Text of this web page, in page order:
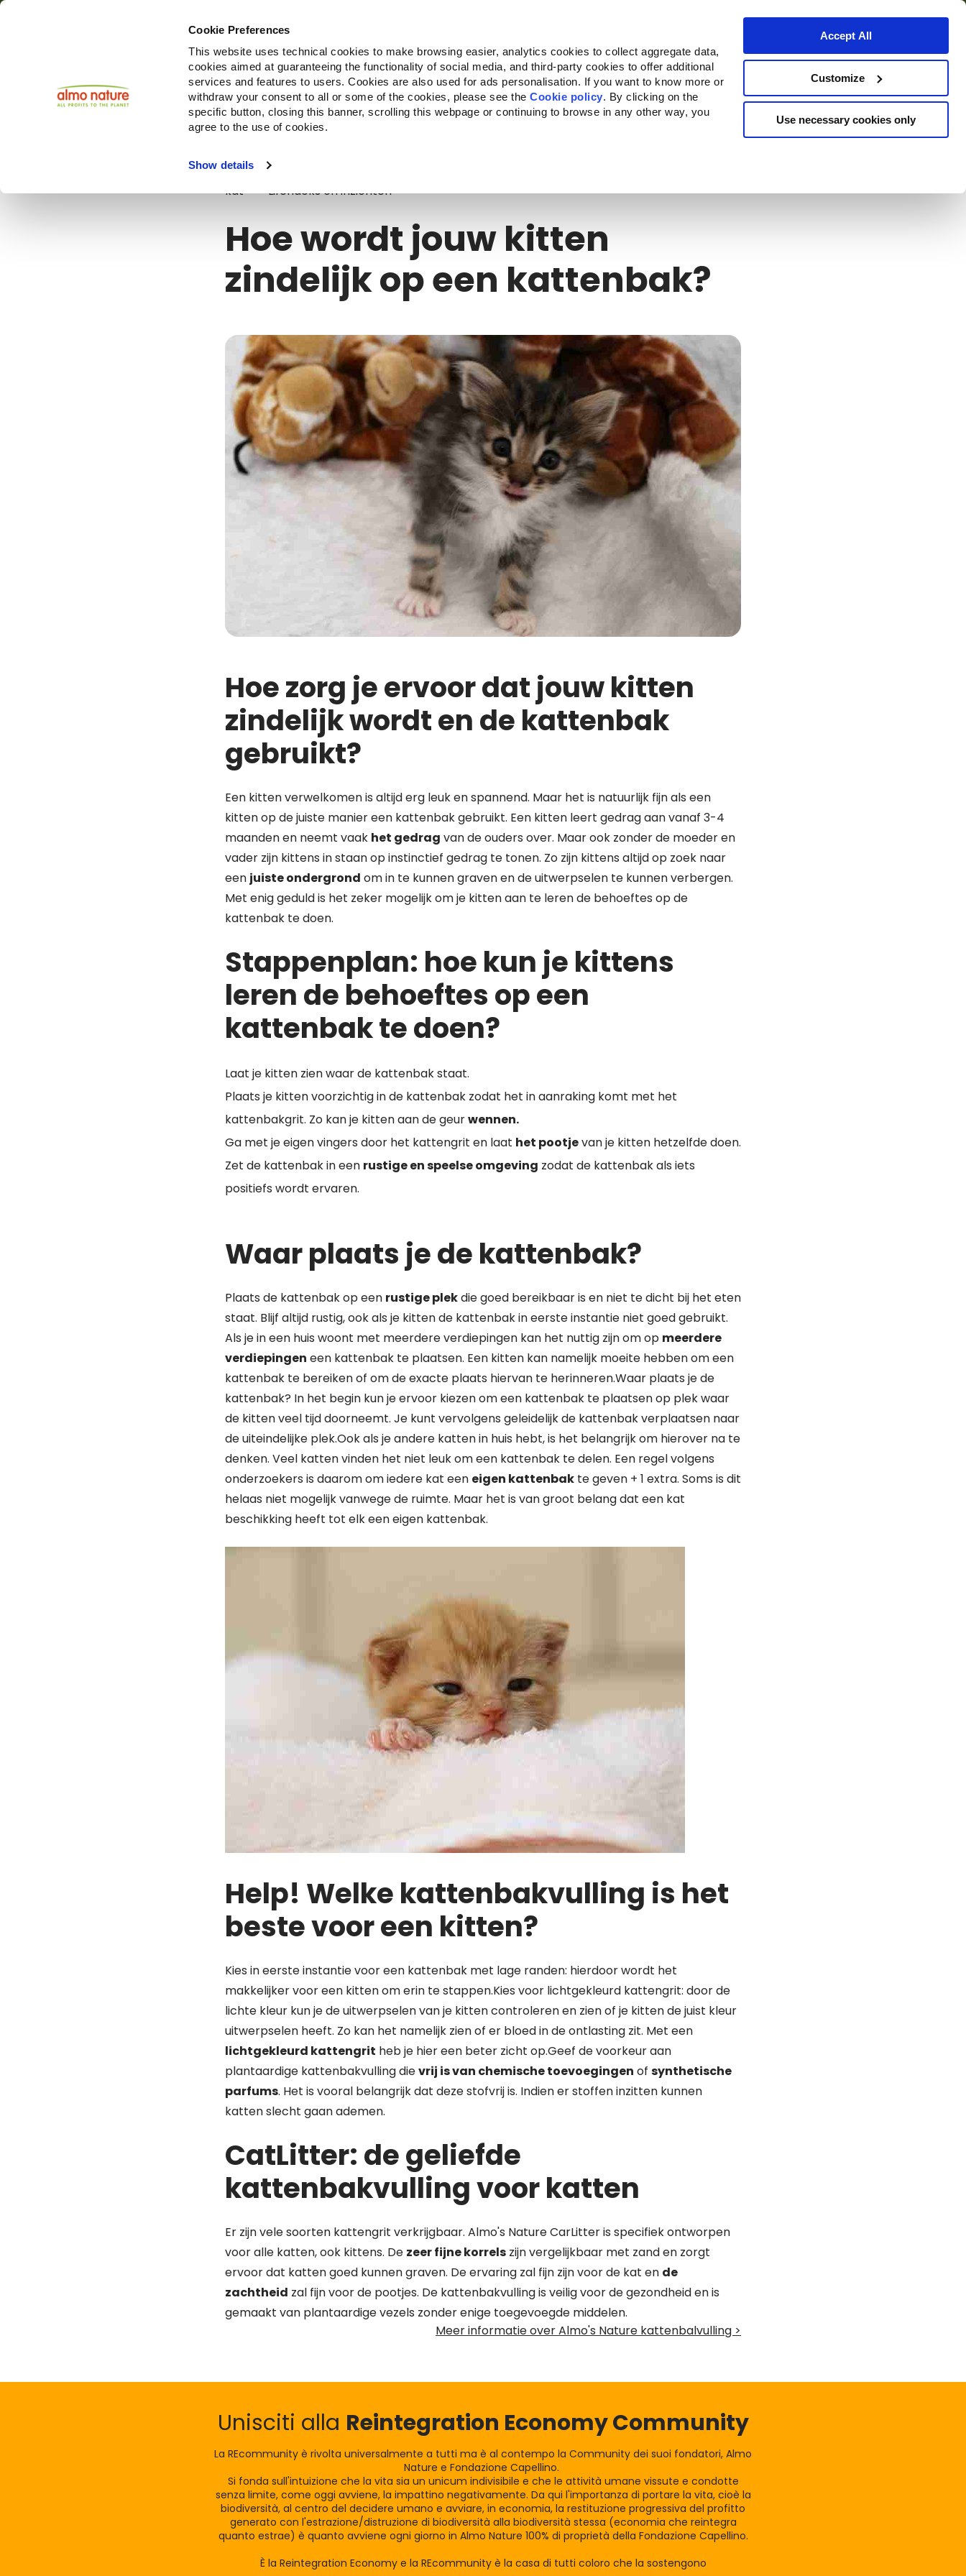
Cookie Preferences
This website uses technical cookies to make browsing easier, analytics cookies to collect aggregate data,
cookies aimed at guaranteeing the functionality of social media, and third-party cookies to offer additional
services and features to users. Cookies are also used for ads personalisation. If you want to know more or
withdraw your consent to all or some of the cookies, please see theCookie policy. By clicking on the
specific button, closing this banner, scrolling this webpage or continuing to browse in any other way, you
agree to the use of cookies.
Show details
Accept All
Customize
Use necessary cookies only
Producten Companion for Life Oproep tot projecten Over ons Waar te koop
kat Lifehacks en inzichten
Hoe wordt jouw kitten
zindelijk op een kattenbak?
Hoe zorg je ervoor dat jouw kitten
zindelijk wordt en de kattenbak
gebruikt?
Een kitten verwelkomen is altijd erg leuk en spannend. Maar het is natuurlijk fijn als een
kitten op de juiste manier een kattenbak gebruikt. Een kitten leert gedrag aan vanaf 3-4
maanden en neemt vaak het gedrag van de ouders over. Maar ook zonder de moeder en
vader zijn kittens in staan op instinctief gedrag te tonen. Zo zijn kittens altijd op zoek naar
een juiste ondergrond om in te kunnen graven en de uitwerpselen te kunnen verbergen.
Met enig geduld is het zeker mogelijk om je kitten aan te leren de behoeftes op de
kattenbak te doen.
Stappenplan: hoe kun je kittens
leren de behoeftes op een
kattenbak te doen?
Laat je kitten zien waar de kattenbak staat.
Plaats je kitten voorzichtig in de kattenbak zodat het in aanraking komt met het
kattenbakgrit. Zo kan je kitten aan de geurwennen.
Ga met je eigen vingers door het kattengrit en laat het pootjevan je kitten hetzelfde doen.
Zet de kattenbak in een rustige en speelse omgeving zodat de kattenbak als iets
positiefs wordt ervaren.
Waar plaats je de kattenbak?
Plaats de kattenbak op een rustige plekdie goed bereikbaar is en niet te dicht bij het eten
staat. Blijf altijd rustig, ook als je kitten de kattenbak in eerste instantie niet goed gebruikt.
Als je in een huis woont met meerdere verdiepingen kan het nuttig zijn om op meerdere
verdiepingen een kattenbak te plaatsen. Een kitten kan namelijk moeite hebben om een
kattenbak te bereiken of om de exacte plaats hiervan te herinneren.Waar plaats je de
kattenbak? In het begin kun je ervoor kiezen om een kattenbak te plaatsen op plek waar
de kitten veel tijd doorneemt. Je kunt vervolgens geleidelijk de kattenbak verplaatsen naar
de uiteindelijke plek.Ook als je andere katten in huis hebt, is het belangrijk om hierover na te
denken. Veel katten vinden het niet leuk om een kattenbak te delen. Een regel volgens
onderzoekers is daarom om iedere kat een eigen kattenbak te geven + 1 extra. Soms is dit
helaas niet mogelijk vanwege de ruimte. Maar het is van groot belang dat een kat
beschikking heeft tot elk een eigen kattenbak.
Help! Welke kattenbakvulling is het
beste voor een kitten?
Kies in eerste instantie voor een kattenbak met lage randen: hierdoor wordt het
makkelijker voor een kitten om erin te stappen.Kies voor lichtgekleurd kattengrit: door de
lichte kleur kun je de uitwerpselen van je kitten controleren en zien of je kitten de juist kleur
uitwerpselen heeft. Zo kan het namelijk zien of er bloed in de ontlasting zit. Met een
lichtgekleurd kattengrit heb je hier een beter zicht op.Geef de voorkeur aan
plantaardige kattenbakvulling dievrij is van chemische toevoegingen of synthetische
parfums. Het is vooral belangrijk dat deze stofvrij is. Indien er stoffen inzitten kunnen
katten slecht gaan ademen.
CatLitter: de geliefde
kattenbakvulling voor katten
Er zijn vele soorten kattengrit verkrijgbaar. Almo's Nature CarLitter is specifiek ontworpen
voor alle katten, ook kittens. De zeer fijne korrels zijn vergelijkbaar met zand en zorgt
ervoor dat katten goed kunnen graven. De ervaring zal fijn zijn voor de kat en de
zachtheid zal fijn voor de pootjes. De kattenbakvulling is veilig voor de gezondheid en is
gemaakt van plantaardige vezels zonder enige toegevoegde middelen.
Meer informatie over Almo's Nature kattenbalvulling >
Unisciti alla Reintegration Economy Community
La REcommunity è rivolta universalmente a tutti ma è al contempo la Community dei suoi fondatori, Almo
Nature e Fondazione Capellino.
Si fonda sull'intuizione che la vita sia un unicum indivisibile e che le attività umane vissute e condotte
senza limite, come oggi avviene, la impattino negativamente. Da qui l'importanza di portare la vita, cioè la
biodiversità, al centro del decidere umano e avviare, in economia, la restituzione progressiva del profitto
generato con l'estrazione/distruzione di biodiversità alla biodiversità stessa (economia che reintegra
quanto estrae) è quanto avviene ogni giorno in Almo Nature 100% di proprietà della Fondazione Capellino.
È la Reintegration Economy e la REcommunity è la casa di tutti coloro che la sostengono